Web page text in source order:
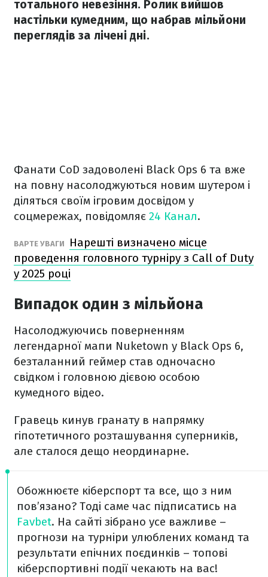
тотального невезіння. Ролик вийшов
настільки кумедним, що набрав мільйони
переглядів за лічені дні.
Фанати CoD задоволені Black Ops 6 та вже
на повну насолоджуються новим шутером і
діляться своїм ігровим досвідом у
соцмережах, повідомляє 24 Канал.
ВАРТЕ УВАГИ
Нарешті визначено місце
проведення головного турніру з Call of Duty
у 2025 році
Випадок один з мільйона
Насолоджуючись поверненням
легендарної мапи Nuketown у Black Ops 6,
безталанний геймер став одночасно
свідком і головною дієвою особою
кумедного відео.
Гравець кинув гранату в напрямку
гіпотетичного розташування суперників,
але сталося дещо неординарне.
Обожнюєте кіберспорт та все, що з ним
пов’язано? Тоді саме час підписатись на
Favbet. На сайті зібрано усе важливе –
прогнози на турніри улюблених команд та
результати епічних поєдинків – топові
кіберспортивні події чекають на вас!